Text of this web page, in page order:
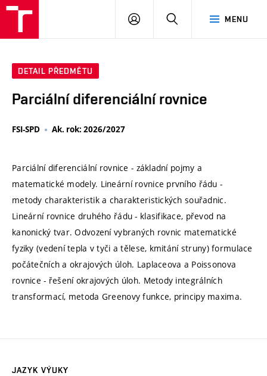
MENU
PŘIHLÁSIT
DETAIL PŘEDMĚTU
Parciální diferenciální rovnice
FSI-SPD Ak. rok: 2026/2027
Parciální diferenciální rovnice - základní pojmy a
matematické modely. Lineární rovnice prvního řádu -
metody charakteristik a charakteristických souřadnic.
Lineární rovnice druhého řádu - klasifikace, převod na
kanonický tvar. Odvození vybraných rovnic matematické
fyziky (vedení tepla v tyči a tělese, kmitání struny) formulace
počátečních a okrajových úloh. Laplaceova a Poissonova
rovnice - řešení okrajových úloh. Metody integrálních
transformací, metoda Greenovy funkce, principy maxima.
JAZYK VÝUKY